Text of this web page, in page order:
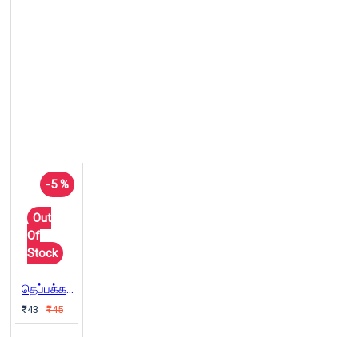
-5 %
Out
Of
Stock
தெப்பக்கட்டை
₹43 ₹45